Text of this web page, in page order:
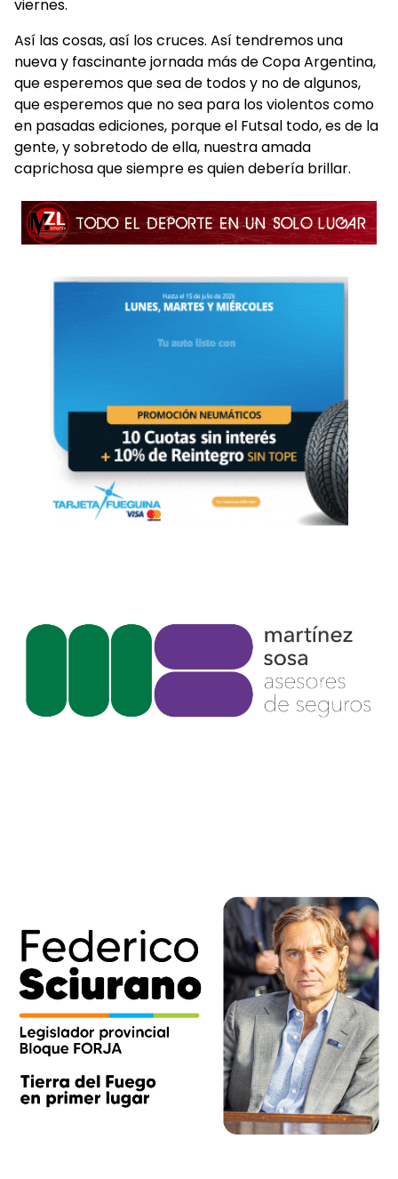
viernes.
Así las cosas, así los cruces. Así tendremos una
nueva y fascinante jornada más de Copa Argentina,
que esperemos que sea de todos y no de algunos,
que esperemos que no sea para los violentos como
en pasadas ediciones, porque el Futsal todo, es de la
gente, y sobretodo de ella, nuestra amada
caprichosa que siempre es quien debería brillar.